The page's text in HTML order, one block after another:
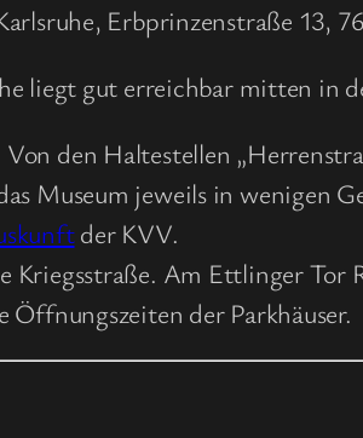
Erbprinzenstraße 13,
liegt gut erreichbar mitten in
Von den Haltestellen
Museum jeweils in wenigen
der KVV.
Kriegsstraße. Am Ettlinger
Öffnungszeiten der Parkhäuser.